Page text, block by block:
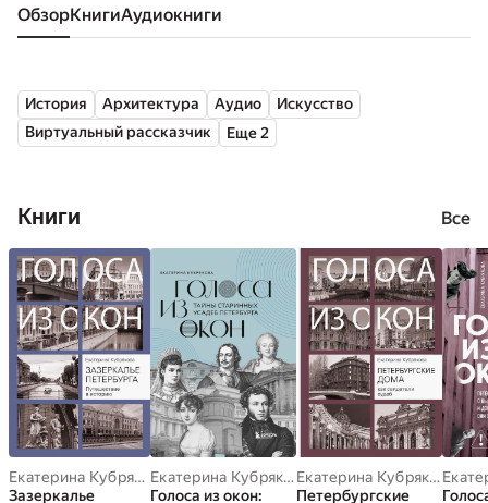
Обзор книги аудиокниги
История Архитектура Аудио
Искусство
Виртуальный рассказчик
Еще 2
Книги Все
Екатерина Кубрякова
Зазеркалье
Екатерина Кубрякова
Голоса из окон:
Екатерина Кубрякова
Петербургские